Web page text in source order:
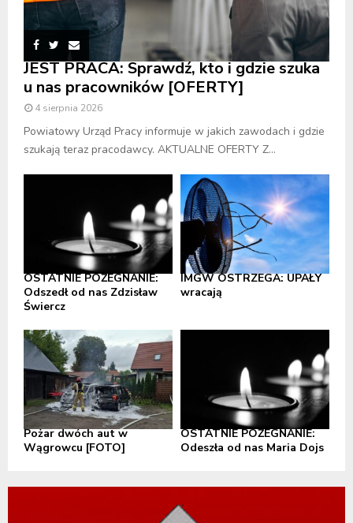
JEST PRACA: Sprawdź, kto i gdzie szuka
u nas pracowników [OFERTY]
4 sierpnia 2026
Powiatowy Urząd Pracy informuje w jakich zawodach i gdzie
szukają teraz pracodawcy. AKTUALNE OFERTY Z...
OSTATNIE POŻEGNANIE:
Odszedł od nas Zdzisław
Świercz
IMGW OSTRZEGA: UPAŁY
wracają
Pożar dwóch aut w
Wągrowcu [FOTO]
OSTATNIE POŻEGNANIE:
Odeszła od nas Maria Dojs